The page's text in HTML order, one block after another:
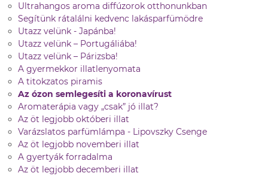
Ultrahangos aroma diffúzorok otthonunkban
Segítünk rátalálni kedvenc lakásparfümödre
Utazz velünk - Japánba!
Utazz velünk – Portugáliába!
Utazz velünk – Párizsba!
A gyermekkor illatlenyomata
A titokzatos piramis
Az ózon semlegesíti a koronavírust
Aromaterápia vagy „csak” jó illat?
Az öt legjobb októberi illat
Varázslatos parfümlámpa - Lipovszky Csenge
Az öt legjobb novemberi illat
A gyertyák forradalma
Az öt legjobb decemberi illat